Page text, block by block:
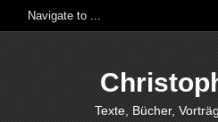
Texte, Bücher,